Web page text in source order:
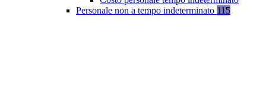
Personale non a tempo indeterminato 115